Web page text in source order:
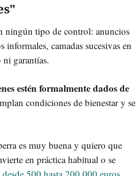
ningún tipo de control: anuncios
informales, camadas sucesivas en
garantías.
estén formalmente dados de
condiciones de bienestar y se
es muy buena y quiero que
en práctica habitual o se